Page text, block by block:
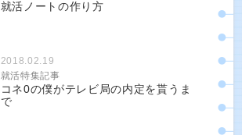
就活ノートの作り方
2018.02.19
就活特集記事
コネ0の僕がテレビ局の内定を貰うま
で